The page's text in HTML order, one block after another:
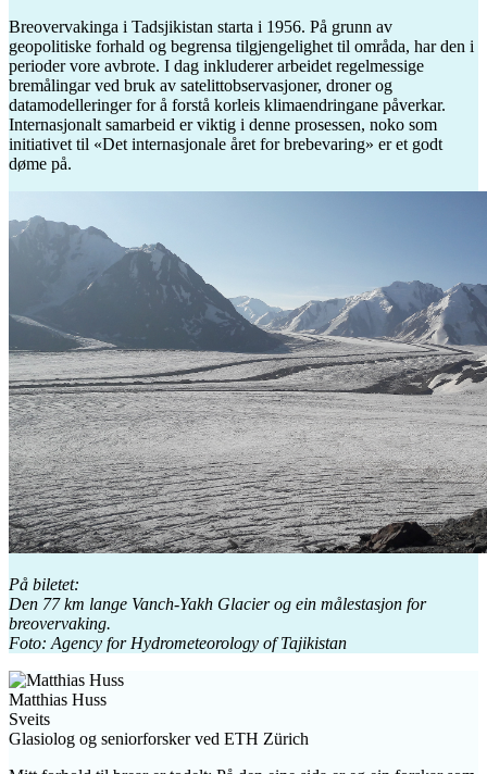
Breovervakinga i Tadsjikistan starta i 1956. På grunn av
geopolitiske forhald og begrensa tilgjengelighet til områda, har den i
perioder vore avbrote. I dag inkluderer arbeidet regelmessige
bremålingar ved bruk av satelittobservasjoner, droner og
datamodelleringer for å forstå korleis klimaendringane påverkar.
Internasjonalt samarbeid er viktig i denne prosessen, noko som
initiativet til «Det internasjonale året for brebevaring» er et godt
døme på.
På biletet:
Den 77 km lange Vanch-Yakh Glacier og ein målestasjon for
breovervaking.
Foto: Agency for Hydrometeorology of Tajikistan
Matthias Huss
Sveits
Glasiolog og seniorforsker ved ETH Zürich